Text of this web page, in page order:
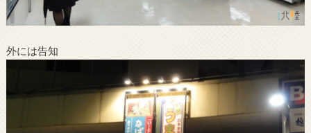
外には告知